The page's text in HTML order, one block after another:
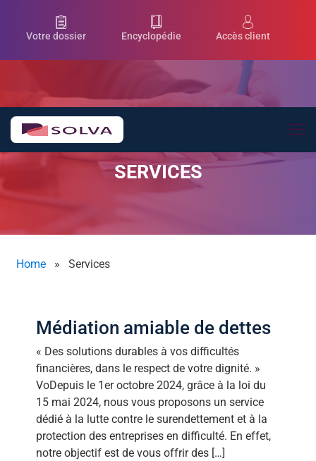
Votre dossier Encyclopédie Accès client
SERVICES
Home » Services
Médiation amiable de dettes
« Des solutions durables à vos difficultés
financières, dans le respect de votre dignité. »
VoDepuis le 1er octobre 2024, grâce à la loi du
15 mai 2024, nous vous proposons un service
dédié à la lutte contre le surendettement et à la
protection des entreprises en difficulté. En effet,
notre objectif est de vous offrir des […]